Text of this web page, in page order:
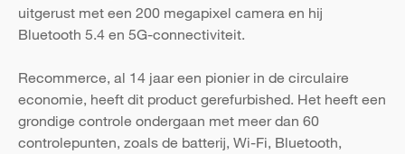
uitgerust met een 200 megapixel camera en hij
Bluetooth 5.4 en 5G-connectiviteit.
Recommerce, al 14 jaar een pionier in de circulaire
economie, heeft dit product gerefurbished. Het heeft een
grondige controle ondergaan met meer dan 60
controlepunten, zoals de batterij, Wi-Fi, Bluetooth,